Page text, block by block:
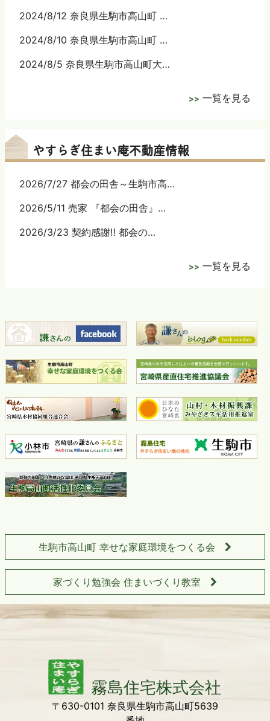
2024/8/12 奈良県生駒市高山町 …
2024/8/10 奈良県生駒市高山町 …
2024/8/5 奈良県生駒市高山町大…
一覧を見る
やすらぎ住まい庵不動産情報
2026/7/27 都会の田舎～生駒市高…
2026/5/11 売家 『都会の田舎』…
2026/3/23 契約感謝‼ 都会の…
一覧を見る
生駒市高山町 幸せな家庭環境をつくる会
家づくり勉強会 住まいづくり教室
〒630-0101 奈良県生駒市高山町5639